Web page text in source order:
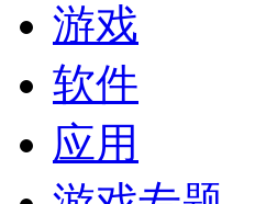
游戏
软件
应用